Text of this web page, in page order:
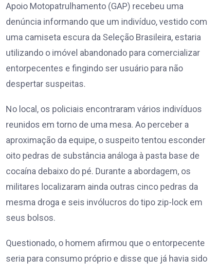
Apoio Motopatrulhamento (GAP) recebeu uma
denúncia informando que um indivíduo, vestido com
uma camiseta escura da Seleção Brasileira, estaria
utilizando o imóvel abandonado para comercializar
entorpecentes e fingindo ser usuário para não
despertar suspeitas.
No local, os policiais encontraram vários indivíduos
reunidos em torno de uma mesa. Ao perceber a
aproximação da equipe, o suspeito tentou esconder
oito pedras de substância análoga à pasta base de
cocaína debaixo do pé. Durante a abordagem, os
militares localizaram ainda outras cinco pedras da
mesma droga e seis invólucros do tipo zip-lock em
seus bolsos.
Questionado, o homem afirmou que o entorpecente
seria para consumo próprio e disse que já havia sido